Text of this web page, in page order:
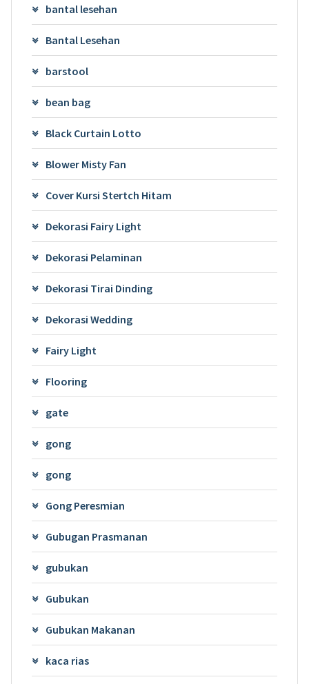
bantal lesehan
Bantal Lesehan
barstool
bean bag
Black Curtain Lotto
Blower Misty Fan
Cover Kursi Stertch Hitam
Dekorasi Fairy Light
Dekorasi Pelaminan
Dekorasi Tirai Dinding
Dekorasi Wedding
Fairy Light
Flooring
gate
gong
gong
Gong Peresmian
Gubugan Prasmanan
gubukan
Gubukan
Gubukan Makanan
kaca rias